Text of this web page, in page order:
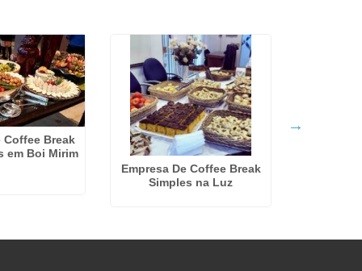
Coffee Break
em Boi Mirim
Empresa De Coffee Break
Simples na Luz